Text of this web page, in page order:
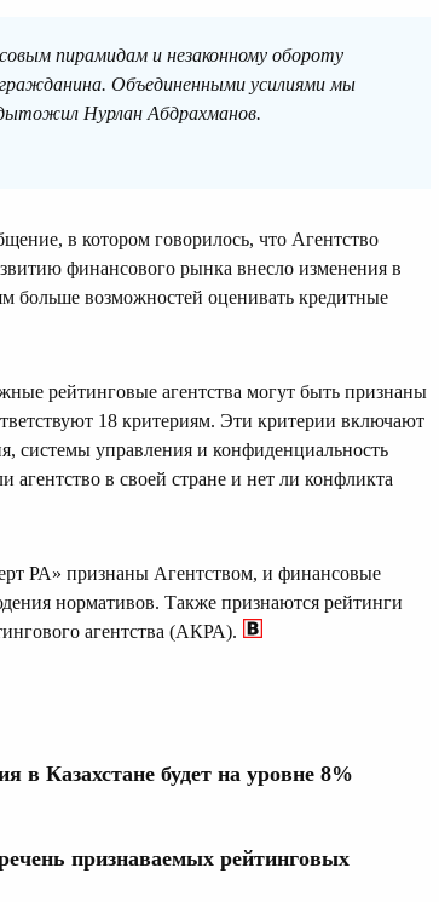
пирамидам и незаконному обороту
Объединенными усилиями мы
Нурлан Абдрахманов.
в котором говорилось, что Агентство
финансового рынка внесло изменения в
больше возможностей оценивать кредитные
рейтинговые агентства могут быть признаны
18 критериям. Эти критерии включают
системы управления и конфиденциальность
агентство в своей стране и нет ли конфликта
РА» признаны Агентством, и финансовые
нормативов. Также признаются рейтинги
агентства (АКРА).
Казахстане будет на уровне 8%
признаваемых рейтинговых